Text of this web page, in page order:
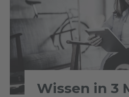
Wissen in 3